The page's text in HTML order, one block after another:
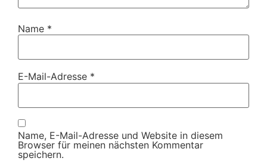
Name *
E-Mail-Adresse *
Name, E-Mail-Adresse und Website in diesem
Browser für meinen nächsten Kommentar
speichern.